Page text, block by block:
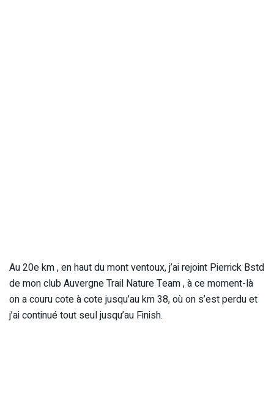
Au 20e km , en haut du mont ventoux, j’ai rejoint Pierrick Bstd
de mon club Auvergne Trail Nature Team , à ce moment-là
on a couru cote à cote jusqu’au km 38, où on s’est perdu et
j’ai continué tout seul jusqu’au Finish.